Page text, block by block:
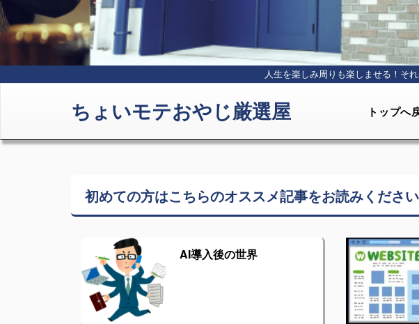
人生を楽しみ周りも楽しませる！そ
ちょいモテおやじ厳選屋 トップへ
初めての方はこちらのオススメ記事をお読みください
AI導入後の世界